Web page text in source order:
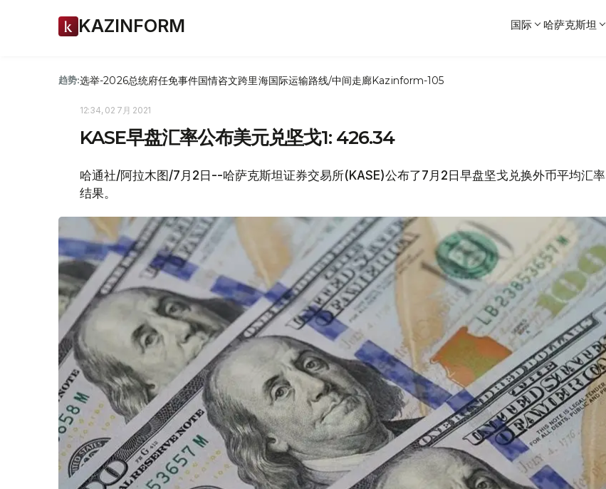
KAZINFORM 国际 哈萨克斯坦
趋势:选举-2026总统府任免事件国情咨文跨里海国际运输路线/中间走廊Kazinform-105
12:34, 02 7月 2021
KASE早盘汇率公布美元兑坚戈1: 426.34
哈通社/阿拉木图/7月2日--哈萨克斯坦证券交易所(KASE)公布了7月2日早盘坚戈兑换外币平均汇率
结果。